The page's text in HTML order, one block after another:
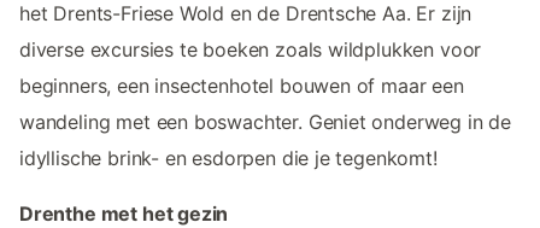
het Drents-Friese Wold en de Drentsche Aa. Er zijn
diverse excursies te boeken zoals wildplukken voor
beginners, een insectenhotel bouwen of maar een
wandeling met een boswachter. Geniet onderweg in de
idyllische brink- en esdorpen die je tegenkomt!
Drenthe met het gezin